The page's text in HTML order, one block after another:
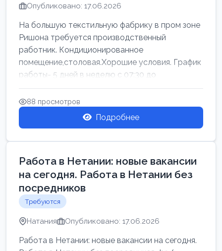
Опубликовано: 17.06.2026
На большую текстильную фабрику в пром зоне
Ришона требуется производственный
работник. Кондиционированное
помещение,столовая.Хорошие условия. График
работы- 5 дней в неделю с 07:30 до
17:00.Высокая за...
88 просмотров
Подробнее
Работа в Нетании: новые вакансии
на сегодня. Работа в Нетании без
посредников
Требуются
Натания Опубликовано: 17.06.2026
Работа в Нетании: новые вакансии на сегодня.